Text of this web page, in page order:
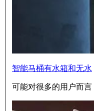
智能马桶有水箱和无水
可能对很多的用户而